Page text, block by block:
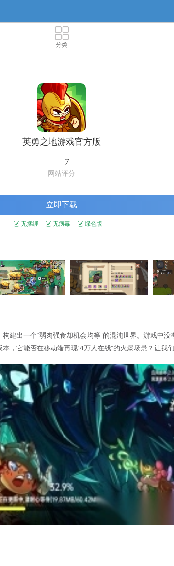
分类
英勇之地游戏官方版
7
网站评分
立即下载
无捆绑 无病毒 绿色版
建出一个“弱肉强食却机会均等”的混沌世界。游戏中
它能否在移动端再现“4万人在线”的火爆场景？让我